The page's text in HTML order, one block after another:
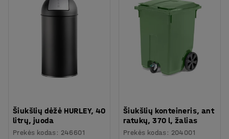
Šiukšlių dėžė HURLEY, 40
litrų, juoda
Prekės kodas : 246601
Šiukšlių konteineris, ant
ratukų, 370 l, žalias
Prekės kodas : 204001